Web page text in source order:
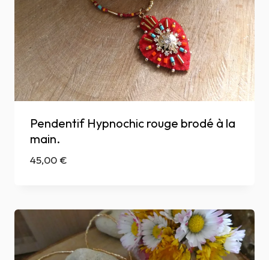
Pendentif Hypnochic rouge brodé à la
main.
45,00€